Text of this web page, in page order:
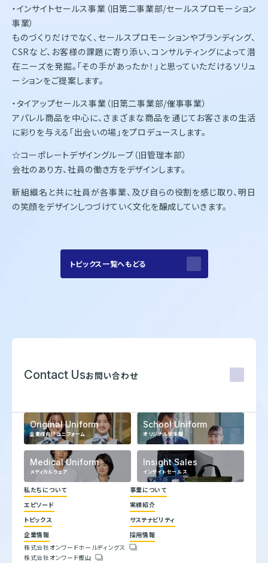
・インサイトセールス事業（旧第二事業部/セールスプロモーション
事業）
ものづくりだけでなく、セールスプロモーションやブランディング、
CSRなど、お客様の課題に寄り添い、コンサルティングによって潜
在ニーズを発掘。「その手があったか！」と思っていただけるソリュ
ーションをご提案します。
・タイアップセールス事業（旧第二事業部/催事事業）
アパレル商品を中心に、さまざまな商品を通じてお客さまの生活
に彩りを与える「出会いの場」をプロデュースします。
☆コーポレートデザイングループ（旧管理本部）
会社のあり方、社員の働き方をデザインします。
新組織名と共に社員が各事業、及び自らの役割を感じ取り、明日
の笑顔をデザインしつづけていく文化を醸成していきます。
トピックス一覧へもどる
Contact Usお問い合わせ
Original Uniform
企業様向けユニフォーム
School Uniform
オリジナル学生服
Medical Uniform
メディカルウェア
Insight Sales
インサイトセールス
私たちについて
代表メッセージ
企業理念
ヒストリー
事業について
エピソード
実績紹介
トピックス
サステナビリティ
トップコミットメント
企業情報
会社概要
採用情報
株式会社オンワードホールディングス
株式会社オンワード樫山